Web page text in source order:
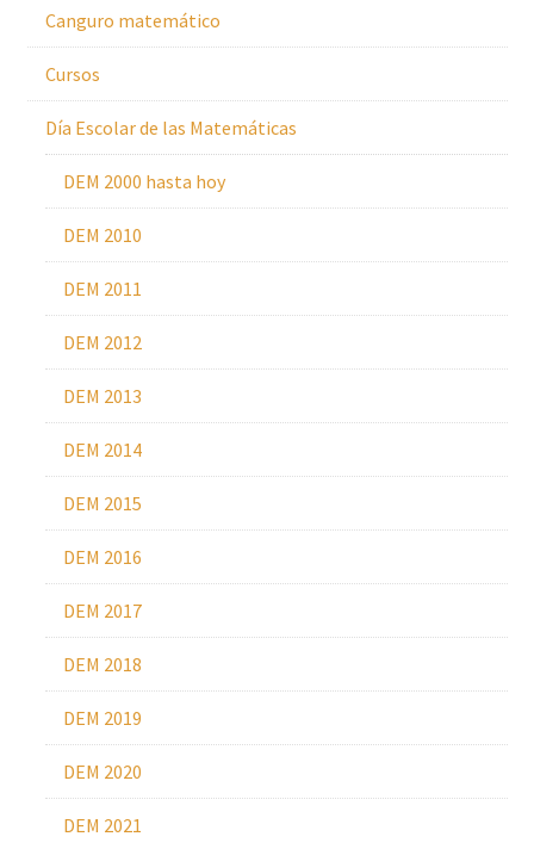
Canguro matemático
Cursos
Día Escolar de las Matemáticas
DEM 2000 hasta hoy
DEM 2010
DEM 2011
DEM 2012
DEM 2013
DEM 2014
DEM 2015
DEM 2016
DEM 2017
DEM 2018
DEM 2019
DEM 2020
DEM 2021